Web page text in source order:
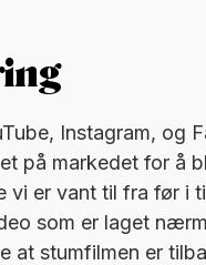
Instagram, og
på markedet for å
vi er vant til fra før i
som er laget
at stumfilmen er